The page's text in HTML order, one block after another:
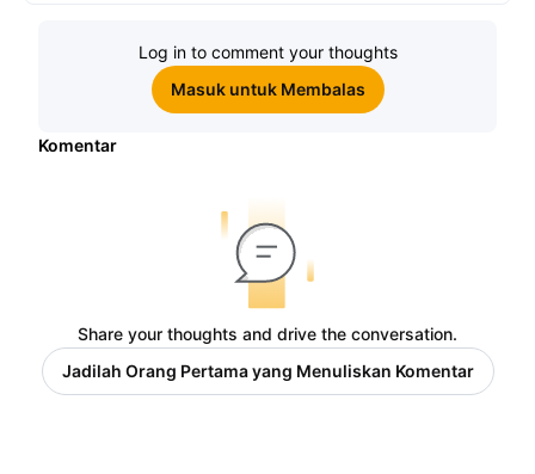
Log in to comment your thoughts
Masuk untuk Membalas
Komentar
Share your thoughts and drive the conversation.
Jadilah Orang Pertama yang Menuliskan Komentar